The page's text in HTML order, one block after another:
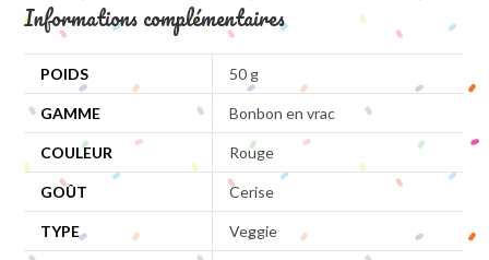
Informations complémentaires
POIDS 50 g
GAMME Bonbon en vrac
COULEUR Rouge
GOÛT Cerise
TYPE Veggie